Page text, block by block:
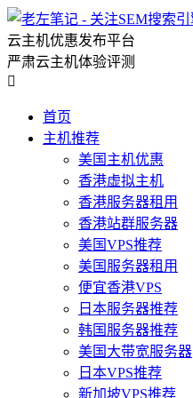
云主机优惠发布平台
严肃云主机体验评测

首页
主机推荐
美国主机优惠
香港虚拟主机
香港服务器租用
香港站群服务器
美国VPS推荐
美国服务器租用
便宜香港VPS
日本服务器推荐
韩国服务器推荐
美国大带宽服务器
日本VPS推荐
新加坡VPS推荐